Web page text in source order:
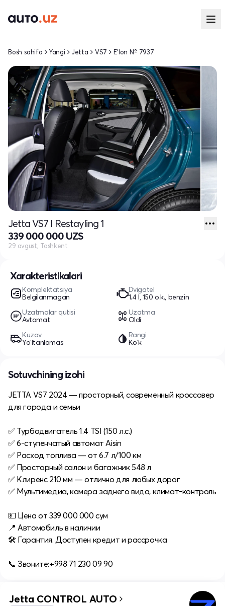
Xarakteristikalari
Komplektatsiya
Belgilanmagan
Dvigatel
1.4 l, 150 o.k., benzin
Uzatmalar qutisi
Avtomat
Uzatma
Oldi
Kuzov
Yo‘ltanlamas
Rangi
Ko'k
Bosh sahifa Yangi Jetta VS7 E'lon № 7937
Jetta VS7 I Restayling 1
339 000 000 UZS
29 avgust, Toshkent
Sotuvchining izohi
JETTA VS7 2024 — просторный, современный кроссовер
для города и семьи
✅ Турбодвигатель 1.4 TSI (150 л.с.)
✅ 6-ступенчатый автомат Aisin
✅ Расход топлива — от 6.7 л/100 км
✅ Просторный салон и багажник 548 л
✅ Клиренс 210 мм — отлично для любых дорог
✅ Мультимедиа, камера заднего вида, климат-контроль
💵 Цена от 339 000 000 сум
📍 Автомобиль в наличии
🛠 Гарантия. Доступен кредит и рассрочка
📞 Звоните:+998 71 230 09 90
Jetta CONTROL AUTO